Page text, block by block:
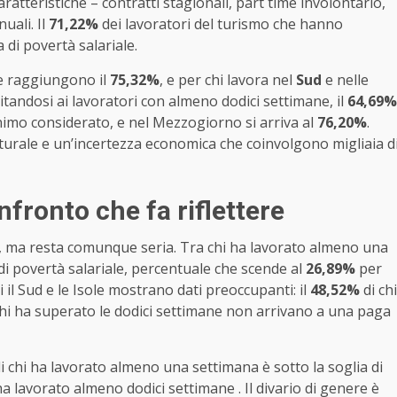
Il 71,22%dei lavoratori del turismo che hanno
povertà salariale.
raggiungono il 75,32%, e per chi lavora nel Sud e nelle
ai lavoratori con almeno dodici settimane, il 64,69%
considerato, e nel Mezzogiorno si arriva al 76,20%.
e un’incertezza economica che coinvolgono migliaia
che fa riflettere
resta comunque seria. Tra chi ha lavorato almeno una
povertà salariale, percentuale che scende al 26,89% per
Sud e le Isole mostrano dati preoccupanti: il 48,52%di chi
ha superato le dodici settimane non arrivano a una paga
chi ha lavorato almeno una settimana è sotto la soglia di
lavorato almeno dodici settimane . Il divario di genere è